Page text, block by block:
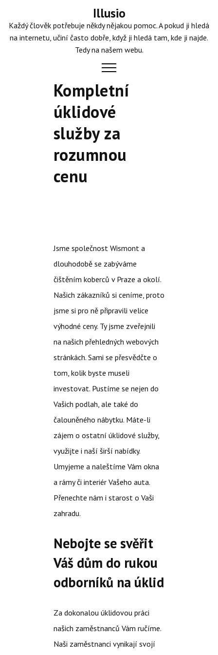
content
Illusio
Každý člověk potřebuje někdy nějakou pomoc. A pokud ji hledá
na internetu, učiní často dobře, když ji hledá tam, kde ji najde.
Tedy na našem webu.
Kompletní
úklidové
služby za
rozumnou
cenu
Jsme společnost Wismont a
dlouhodobě se zabýváme
čištěním koberců v Praze a okolí.
Našich zákazníků si ceníme, proto
jsme si pro ně připravili velice
výhodné ceny. Ty jsme zveřejnili
na našich přehledných webových
stránkách. Sami se přesvědčte o
tom, kolik byste museli
investovat. Pustíme se nejen do
Vašich podlah, ale také do
čalouněného nábytku. Máte-li
zájem o ostatní úklidové služby,
využijte i naší širší nabídky.
Umyjeme a naleštíme Vám okna
a rámy či interiér Vašeho auta.
Přenechte nám i starost o Vaši
zahradu.
Nebojte se svěřit
Váš dům do rukou
odborníků na úklid
Za dokonalou úklidovou práci
našich zaměstnanců Vám ručíme.
Naši zaměstnanci vynikají svojí